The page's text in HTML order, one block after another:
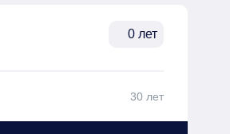
лет
30 лет